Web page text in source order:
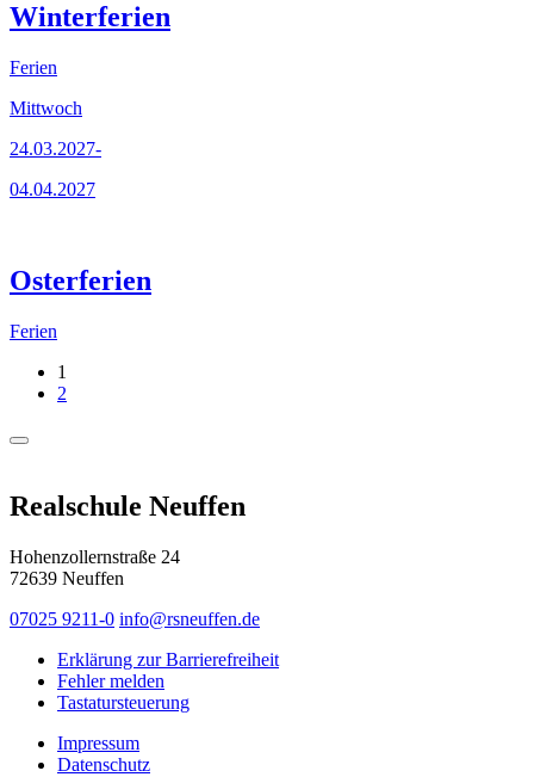
Winterferien
Ferien
Mittwoch
24.03.2027-
04.04.2027
Osterferien
Ferien
1
2
Realschule Neuffen
Hohenzollernstraße 24
72639 Neuffen
07025 9211-0 info@rsneuffen.de
Erklärung zur Barrierefreiheit
Fehler melden
Tastatursteuerung
Impressum
Datenschutz